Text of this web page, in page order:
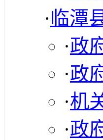
·临潭
·政
·政
·机
·政